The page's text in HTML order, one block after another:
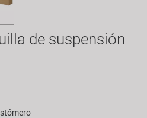
de suspensión